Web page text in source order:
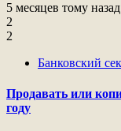
5 месяцев тому назад
2
2
Банковский
Продавать или
году